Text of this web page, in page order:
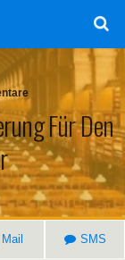
Für Den
Mail SMS